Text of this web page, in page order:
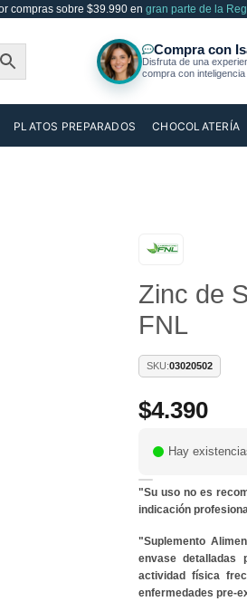
compras sobre $39.990 en gran parte de la
PLATOS PREPARADOS CHOCOLATERÍA
Zinc de
FNL
SKU:03020502
$4.390
Hay
"Su uso no es
indicación
"Suplemento
envase detalladas
actividad física
enfermedades pre-